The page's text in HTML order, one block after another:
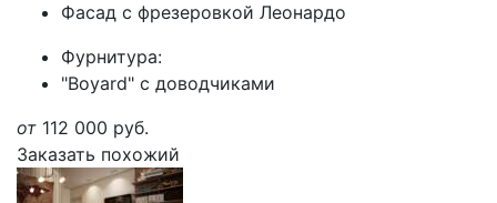
Фасад с фрезеровкой Леонардо
Фурнитура:
"Boyard" с доводчиками
от 112 000 руб.
Заказать похожий